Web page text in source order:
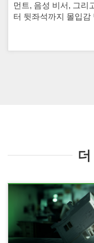
먼트, 음성 비서, 그리
터 뒷좌석까지 몰입